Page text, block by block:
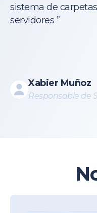
sistema de
servidores ’’
Xabier Muñoz
Responsable de